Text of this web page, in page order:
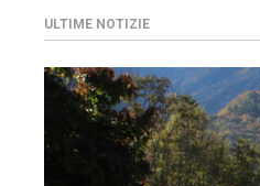
ULTIME NOTIZIE